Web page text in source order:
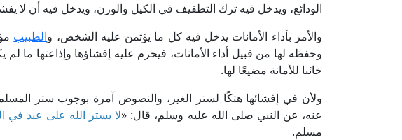
الودائع، ويدخل فيه ترك التطفيف في الكيل والوزن، ويدخل فيه أن لا
والأمر بأداء الأمانات يدخل فيه كل ما يؤتمن عليه الشخص، والطبيب
وحفظه لها من قبيل أداء الأمانات، فيحرم عليه إفشاؤها وإذاعتها ما
خائنا للأمانة مضيعًا لها.
ولأن في إفشائها هتكًا لستر الغير، والنصوص آمرة بوجوب ستر
عنه، عن النبي صلى الله عليه وسلم، قال: «لا يستر الله على عبد في
مسلم.